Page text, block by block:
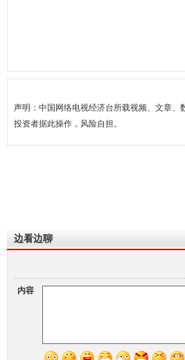
声明：中国网络电视经济台所载视频、文章
投资者据此操作，风险自担。
边看边聊
内容